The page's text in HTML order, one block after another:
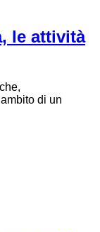
le attività
di un